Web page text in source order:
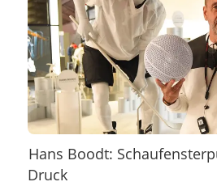
Hans Boodt:
Druck